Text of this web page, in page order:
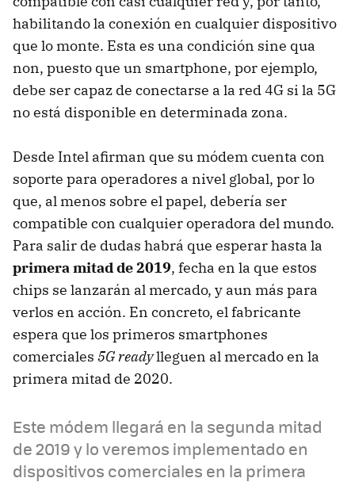
habilitando la conexión en cualquier dispositivo
que lo monte. Esta es una condición sine qua
non, puesto que un smartphone, por ejemplo,
debe ser capaz de conectarse a la red 4G si la 5G
no está disponible en determinada zona.
Desde Intel afirman que su módem cuenta con
soporte para operadores a nivel global, por lo
que, al menos sobre el papel, debería ser
compatible con cualquier operadora del mundo.
Para salir de dudas habrá que esperar hasta la
primera mitad de 2019, fecha en la que estos
chips se lanzarán al mercado, y aun más para
verlos en acción. En concreto, el fabricante
espera que los primeros smartphones
comerciales 5G readylleguen al mercado en la
primera mitad de 2020.
Este módem llegará en la segunda mitad
de 2019 y lo veremos implementado en
dispositivos comerciales en la primera